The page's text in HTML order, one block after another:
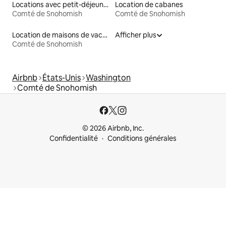
Locations avec petit-déjeuner
Comté de Snohomish
Location de cabanes
Comté de Snohomish
Location de maisons de vacances
Comté de Snohomish
Afficher plus
Airbnb États-Unis Washington
Comté de Snohomish
© 2026 Airbnb, Inc.
Confidentialité
Conditions générales